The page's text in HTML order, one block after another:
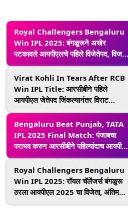
Royal Challengers Bengaluru
Win IPL 2025: बंगळुरूने अखेर
पटकावले आयपीएलचे पहिले विजेतेपद, विजय
माल्याने दिल्या शुभेच्छा!
Virat Kohli In Tears After RCB
Win IPL Title: आरसीबीने पहिले
आयपीएल जेतेपद जिंकल्यानंतर विराट
कोहलीच्या डोळ्यात आनंदाश्रू, पाहा व्हिडिओ
Bengaluru Beat Punjab, TATA
IPL 2025 Final Match: पंजाबचा
पराभव करुन आरसीबीने पहिल्यांदाच आयपीएल
ट्रॉफी जिंकली, 'ही' आहे विजयाची 3 मोठी
कारणे
Royal Challengers Bengaluru
Win IPL 2025: रॉयल चॅलेंजर्स बंगळुरू
ठरला आयपीएल 2025 चा विजेता, अंतिम